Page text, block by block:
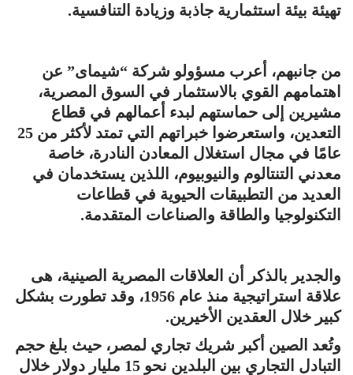
تهيئة بيئة استثمارية جاذبة وزيادة التنافسية.
من جانبهم، أعرب مسؤولو شركة “شيماى” عن
اهتمامهم القوي بالاستثمار في السوق المصرية،
مشيرين إلى حماستهم لبدء أعمالهم في قطاع
التعدين، واستعرضوا خبراتهم التي تمتد لأكثر من 25
عامًا في مجال استغلال المعادن النادرة، خاصة
معدني التنتالوم والنيوبيوم، اللذين يستخدمان في
العديد من التطبيقات الحيوية في قطاعات
التكنولوجيا والطاقة والصناعات المتقدمة.
والجدير بالذكر أن العلاقات المصرية الصينية، هى
علاقة استراتيجية منذ عام 1956، وقد تطورت بشكل
كبير خلال العقدين الأخيرين.
وتُعد الصين أكبر شريك تجاري لمصر، حيث بلغ حجم
التبادل التجاري بين البلدين نحو 15 مليار دولار خلال